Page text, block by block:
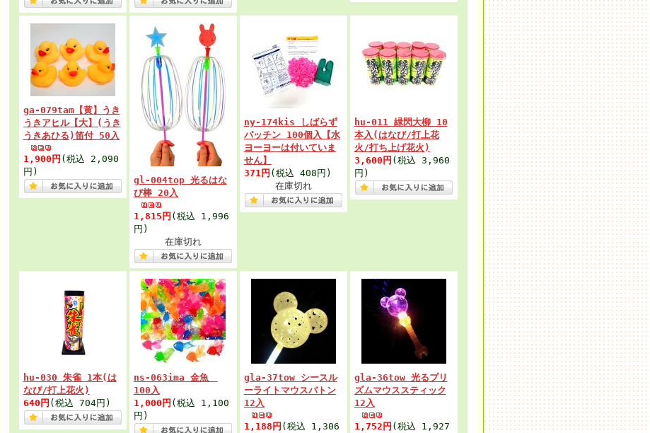
ga-079tam【黄】うき
うきアヒル【大】(うき
うきあひる)笛付 50入
1,900円 (税込 2,090
円)
gl-004top 光るはな
び棒 20入
1,815円 (税込 1,996
円)
在庫切れ
ny-174kis しばらず
パッチン 100個入【水
ヨーヨーは付いていま
せん】
371円 (税込 408円)
在庫切れ
hu-011 緑閃大柳 10
本入(はなび/打上花
火/打ち上げ花火)
3,600円 (税込 3,960
円)
hu-030 朱雀 1本(は
なび/打上花火)
640円 (税込 704円)
ns-063ima 金魚
100入
1,000円 (税込 1,100
円)
gla-37tow シースル
ーライトマウスバトン
12入
1,188円 (税込 1,306
gla-36tow 光るプリ
ズムマウススティック
12入
1,752円 (税込 1,927